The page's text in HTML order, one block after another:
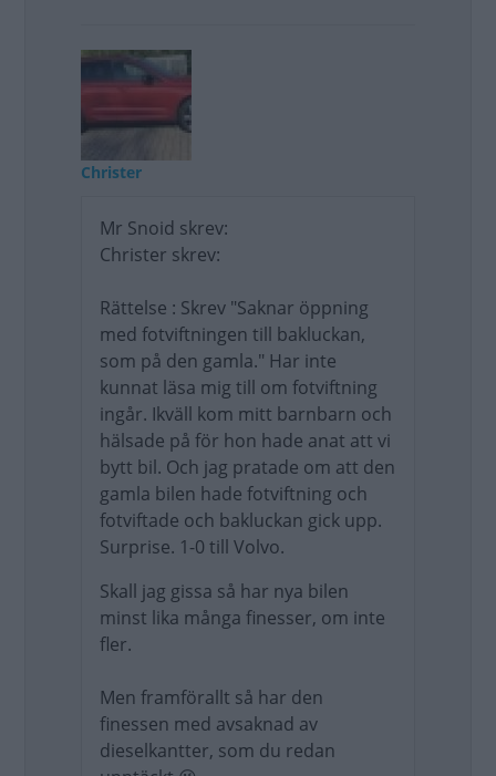
Christer
Mr Snoid skrev:
Christer skrev:
Rättelse : Skrev "Saknar öppning
med fotviftningen till bakluckan,
som på den gamla." Har inte
kunnat läsa mig till om fotviftning
ingår. Ikväll kom mitt barnbarn och
hälsade på för hon hade anat att vi
bytt bil. Och jag pratade om att den
gamla bilen hade fotviftning och
fotviftade och bakluckan gick upp.
Surprise. 1-0 till Volvo.
Skall jag gissa så har nya bilen
minst lika många finesser, om inte
fler.
Men framförallt så har den
finessen med avsaknad av
dieselkantter, som du redan